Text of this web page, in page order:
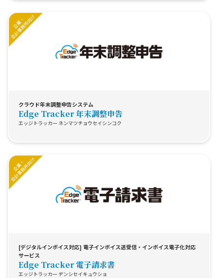
クラウド年末調整申告システム
Edge Tracker 年末調整申告
エッジトラッカー ネンマツチョウセイシンコク
[デジタルインボイス対応] 電子インボイス送受信・インボイス電子化対応
サービス
Edge Tracker 電子請求書
エッジトラッカー デンシセイキュウショ